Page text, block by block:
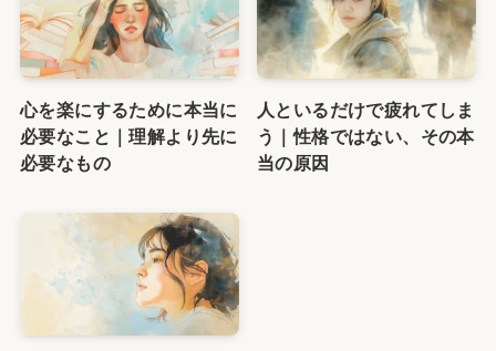
心を楽にするために本当に
必要なこと｜理解より先に
必要なもの
人といるだけで疲れてしま
う｜性格ではない、その本
当の原因